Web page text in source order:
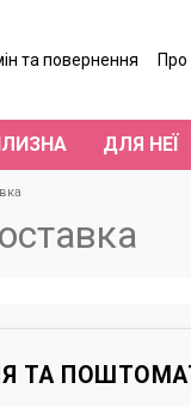
та повернення Про
ДЛЯ НЕЇ
ТА